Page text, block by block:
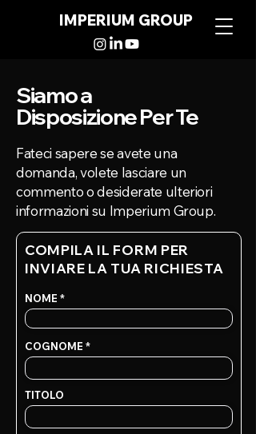
IMPERIUM GROUP
Siamo a
Disposizione Per Te
Fateci sapere se avete una
domanda, volete lasciare un
commento o desiderate ulteriori
informazioni su Imperium Group.
COMPILA IL FORM PER
INVIARE LA TUA RICHIESTA
NOME
COGNOME
TITOLO